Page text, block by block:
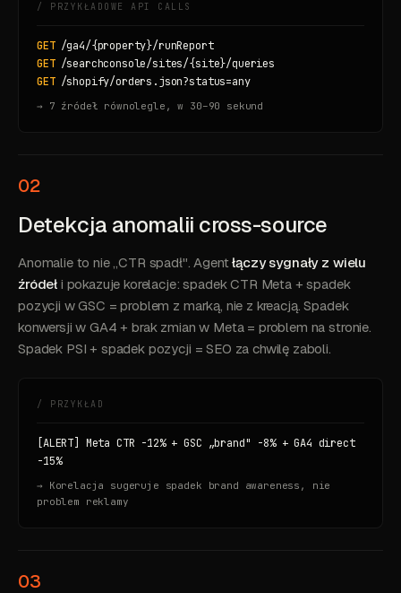
/ PRZYKŁADOWE API CALLS
GET /ga4/{property}/runReport
GET /searchconsole/sites/{site}/queries
GET /shopify/orders.json?status=any
→ 7 źródeł równolegle, w 30–90 sekund
02
Detekcja anomalii cross-source
Anomalie to nie „CTR spadł". Agentłączy sygnały z wielu
źródeł i pokazuje korelacje: spadek CTR Meta + spadek
pozycji w GSC = problem z marką, nie z kreacją. Spadek
konwersji w GA4 + brak zmian w Meta = problem na stronie.
Spadek PSI + spadek pozycji = SEO za chwilę zaboli.
/ PRZYKŁAD
[ALERT] Meta CTR -12% + GSC „brand" -8% + GA4 direct
-15%
→ Korelacja sugeruje spadek brand awareness, nie
problem reklamy
03